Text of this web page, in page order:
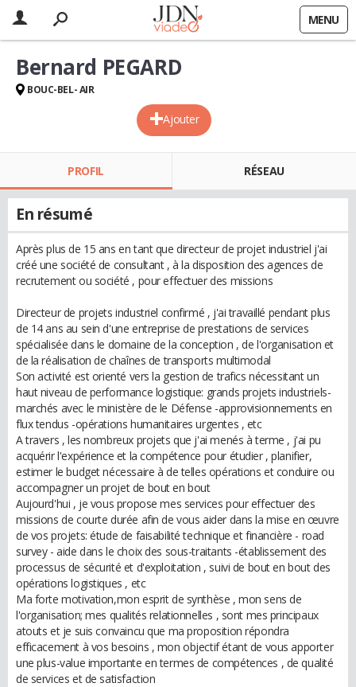
MENU
Ajouter
Bernard PEGARD
BOUC-BEL- AIR
PROFIL RÉSEAU
En résumé
Après plus de 15 ans en tant que directeur de projet industriel j'ai
créé une société de consultant , à la disposition des agences de
recrutement ou société , pour effectuer des missions
Directeur de projets industriel confirmé , j'ai travaillé pendant plus
de 14 ans au sein d'une entreprise de prestations de services
spécialisée dans le domaine de la conception , de l'organisation et
de la réalisation de chaînes de transports multimodal
Son activité est orienté vers la gestion de trafics nécessitant un
haut niveau de performance logistique: grands projets industriels-
marchés avec le ministère de le Défense -approvisionnements en
flux tendus -opérations humanitaires urgentes , etc
A travers , les nombreux projets que j'ai menés à terme , j'ai pu
acquérir l'expérience et la compétence pour étudier , planifier,
estimer le budget nécessaire à de telles opérations et conduire ou
accompagner un projet de bout en bout
Aujourd'hui , je vous propose mes services pour effectuer des
missions de courte durée afin de vous aider dans la mise en œuvre
de vos projets: étude de faisabilité technique et financière - road
survey - aide dans le choix des sous-traitants -établissement des
processus de sécurité et d'exploitation , suivi de bout en bout des
opérations logistiques , etc
Ma forte motivation,mon esprit de synthèse , mon sens de
l'organisation; mes qualités relationnelles , sont mes principaux
atouts et je suis convaincu que ma proposition répondra
efficacement à vos besoins , mon objectif étant de vous apporter
une plus-value importante en termes de compétences , de qualité
de services et de satisfaction